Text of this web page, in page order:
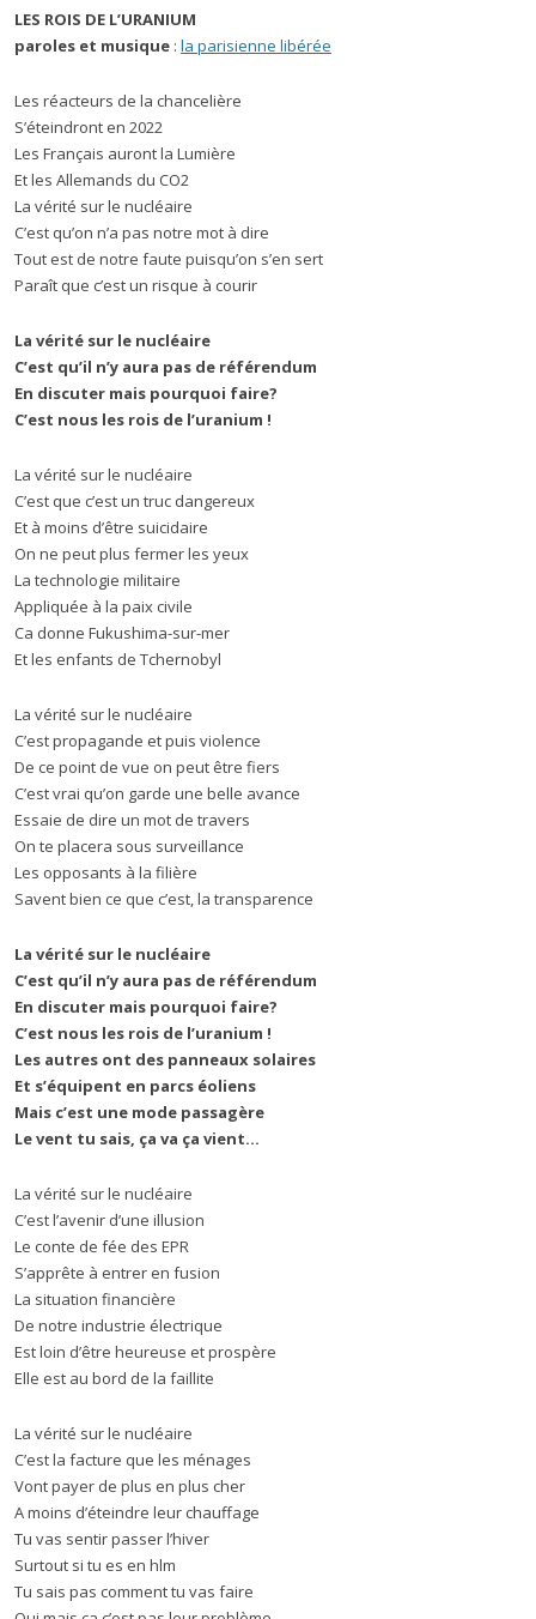
LES ROIS DE L’URANIUM
paroles et musique : la parisienne libérée
Les réacteurs de la chancelière
S’éteindront en 2022
Les Français auront la Lumière
Et les Allemands du CO2
La vérité sur le nucléaire
C’est qu’on n’a pas notre mot à dire
Tout est de notre faute puisqu’on s’en sert
Paraît que c’est un risque à courir
La vérité sur le nucléaire
C’est qu’il n’y aura pas de référendum
En discuter mais pourquoi faire?
C’est nous les rois de l’uranium !
La vérité sur le nucléaire
C’est que c’est un truc dangereux
Et à moins d’être suicidaire
On ne peut plus fermer les yeux
La technologie militaire
Appliquée à la paix civile
Ca donne Fukushima-sur-mer
Et les enfants de Tchernobyl
La vérité sur le nucléaire
C’est propagande et puis violence
De ce point de vue on peut être fiers
C’est vrai qu’on garde une belle avance
Essaie de dire un mot de travers
On te placera sous surveillance
Les opposants à la filière
Savent bien ce que c’est, la transparence
La vérité sur le nucléaire
C’est qu’il n’y aura pas de référendum
En discuter mais pourquoi faire?
C’est nous les rois de l’uranium !
Les autres ont des panneaux solaires
Et s’équipent en parcs éoliens
Mais c’est une mode passagère
Le vent tu sais, ça va ça vient…
La vérité sur le nucléaire
C’est l’avenir d’une illusion
Le conte de fée des EPR
S’apprête à entrer en fusion
La situation financière
De notre industrie électrique
Est loin d’être heureuse et prospère
Elle est au bord de la faillite
La vérité sur le nucléaire
C’est la facture que les ménages
Vont payer de plus en plus cher
A moins d’éteindre leur chauffage
Tu vas sentir passer l’hiver
Surtout si tu es en hlm
Tu sais pas comment tu vas faire